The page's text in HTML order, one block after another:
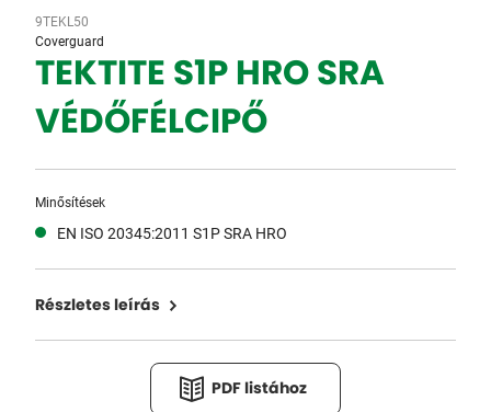
9TEKL50
Coverguard
TEKTITE S1P HRO SRA
VÉDŐFÉLCIPŐ
Minősítések
EN ISO 20345:2011 S1P SRA HRO
Részletes leírás
PDF listához